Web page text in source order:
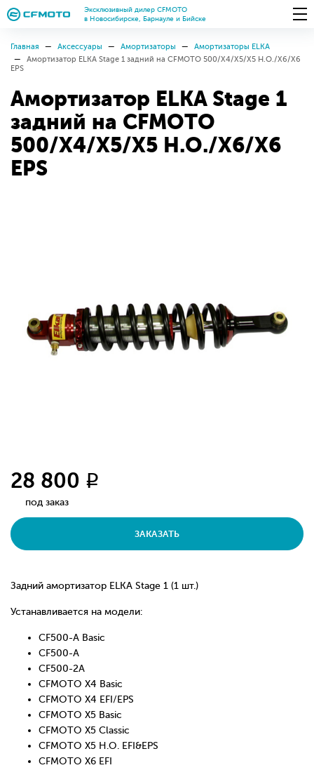
Эксклюзивный дилер CFMOTO
в Новосибирске, Барнауле и Бийске
Главная Аксессуары Амортизаторы
Амортизаторы ELKA
Амортизатор ELKA Stage 1 задний на CFMOTO 500/X4/X5/X5 H.O./X6/X6
EPS
Амортизатор ELKA Stage 1
задний на CFMOTO
500/X4/X5/X5 H.O./X6/X6
EPS
28 800 q
под заказ
ЗАКАЗАТЬ
Задний амортизатор ELKA Stage 1 (1 шт.)
Устанавливается на модели:
CF500-A Basic
CF500-A
CF500-2A
CFMOTO X4 Basic
CFMOTO X4 EFI/EPS
CFMOTO X5 Basic
CFMOTO X5 Classic
CFMOTO X5 H.O. EFI&EPS
CFMOTO X6 EFI